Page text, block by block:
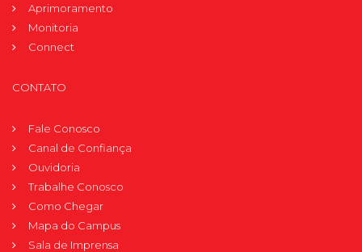
Aprimoramento
Monitoria
Connect
CONTATO
Fale Conosco
Canal de Confiança
Ouvidoria
Trabalhe Conosco
Como Chegar
Mapa do Campus
Sala de Imprensa